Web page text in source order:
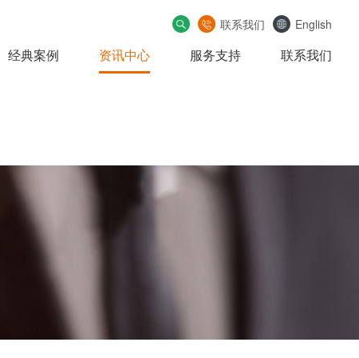
English
联系我们
经典案例 资讯中心 服务支持 联系我们